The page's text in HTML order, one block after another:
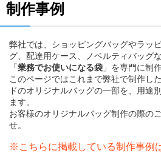
制作事例
弊社では、ショッピングバッグやラッ
グ、配達用ケース、ノベルティバッグ
「業務でお使いになる袋 」を専門に制
このページではこれまで弊社で制作し
ドのオリジナルバッグの一部を、用途
ます。
お客様のオリジナルバッグ制作の際の
せ。
※こちらに掲載している制作事例